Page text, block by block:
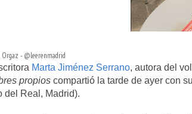
- @leerenmadrid
Marta Jiménez Serrano, autora del
propios compartió la tarde de ayer con
del Real, Madrid).